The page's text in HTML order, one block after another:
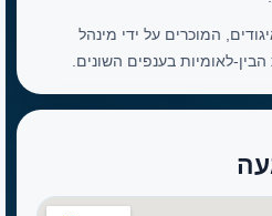
חברים כיום 30 איגודים, המוכרים על ידי מינהל
לאומיות בענפים השונים.